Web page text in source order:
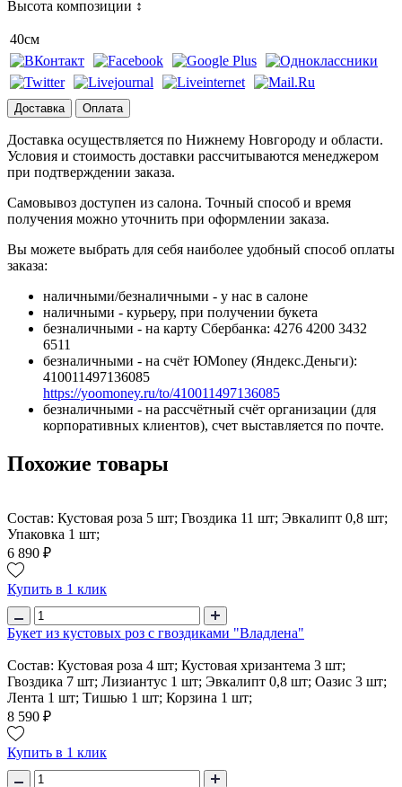
Высота композиции ↕
40см
Доставка Оплата
Доставка осуществляется по Нижнему Новгороду и области.
Условия и стоимость доставки рассчитываются менеджером
при подтверждении заказа.
Самовывоз доступен из салона. Точный способ и время
получения можно уточнить при оформлении заказа.
Вы можете выбрать для себя наиболее удобный способ оплаты
заказа:
наличными/безналичными - у нас в салоне
наличными - курьеру, при получении букета
безналичными - на карту Сбербанка: 4276 4200 3432
6511
безналичными - на счёт ЮMoney (Яндекс.Деньги):
410011497136085
https://yoomoney.ru/to/410011497136085
безналичными - на рассчётный счёт организации (для
корпоративных клиентов), счет выставляется по почте.
Похожие товары
Состав: Кустовая роза 5 шт; Гвоздика 11 шт; Эвкалипт 0,8 шт;
Упаковка 1 шт;
6 890 ₽
Купить в 1 клик
Букет из кустовых роз с гвоздиками "Владлена"
Состав: Кустовая роза 4 шт; Кустовая хризантема 3 шт;
Гвоздика 7 шт; Лизиантус 1 шт; Эвкалипт 0,8 шт; Оазис 3 шт;
Лента 1 шт; Тишью 1 шт; Корзина 1 шт;
8 590 ₽
Купить в 1 клик